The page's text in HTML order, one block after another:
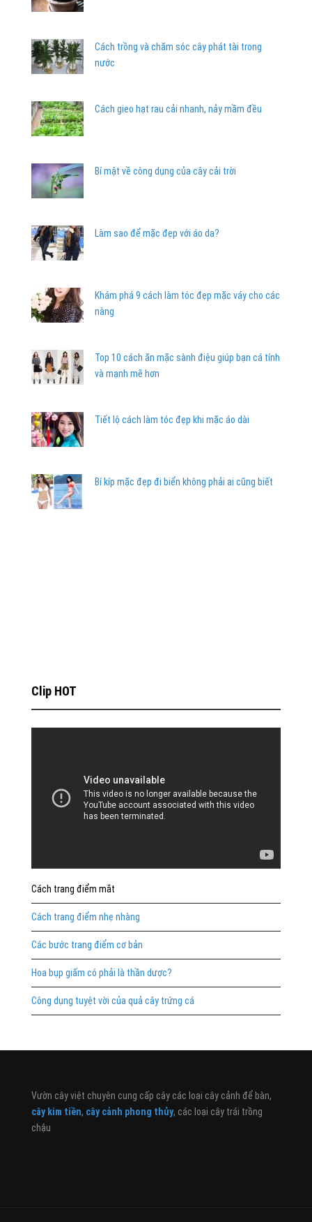
Cách trồng và chăm sóc cây phát tài trong
nước
Cách gieo hạt rau cải nhanh, nảy mầm đều
Bí mật về công dụng của cây cải trời
Làm sao để mặc đẹp với áo da?
Khám phá 9 cách làm tóc đẹp mặc váy cho các
nàng
Top 10 cách ăn mặc sành điệu giúp bạn cá tính
và mạnh mẽ hơn
Tiết lộ cách làm tóc đẹp khi mặc áo dài
Bí kíp mặc đẹp đi biển không phải ai cũng biết
Clip HOT
Cách trang điểm mắt
Cách trang điểm nhẹ nhàng
Các bước trang điểm cơ bản
Hoa bụp giấm có phải là thần dược?
Công dụng tuyệt vời của quả cây trứng cá
Vườn cây việt chuyên cung cấp cây các loại cây cảnh để bàn,
cây kim tiền, cây cảnh phong thủy, các loại cây trái trồng
chậu